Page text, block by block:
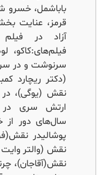
باباشمل، خسرو
قرمز، عنایت
آزاد در
فیلم‌های:کاکو،
سرنوشت و در
(دکتر ریچارد
نقش (یوگی)، در
ارتش سری در
سال‌های دور از
پوشالیدر
نقش (والتر وایت
نقش(آقاجان)،